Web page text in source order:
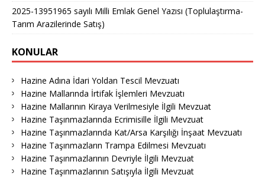
2025-13951965 sayılı Milli Emlak Genel Yazısı (Toplulaştırma-
Tarım Arazilerinde Satış)
KONULAR
Hazine Adına İdari Yoldan Tescil Mevzuatı
Hazine Mallarında İrtifak İşlemleri Mevzuatı
Hazine Mallarının Kiraya Verilmesiyle İlgili Mevzuat
Hazine Taşınmazlarında Ecrimisille İlgili Mevzuat
Hazine Taşınmazlarında Kat/Arsa Karşılığı İnşaat Mevzuatı
Hazine Taşınmazların Trampa Edilmesi Mevzuatı
Hazine Taşınmazlarının Devriyle İlgili Mevzuat
Hazine Taşınmazlarının Satışıyla İlgili Mevzuat